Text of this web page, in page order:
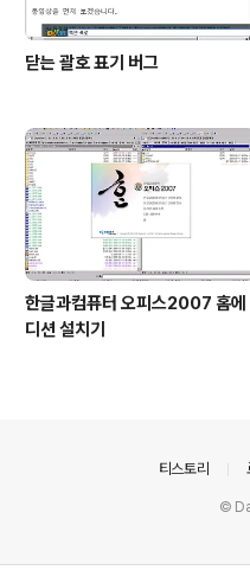
닫는 괄호 표기 버그
한글과컴퓨터 오피스2007 홈에
디션 설치기
티스토리
©